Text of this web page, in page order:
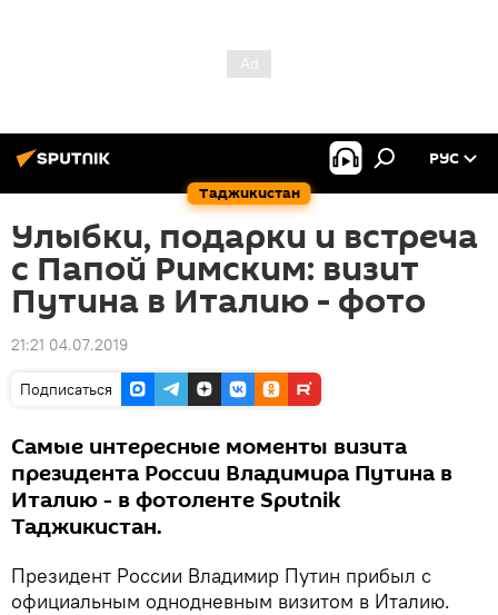
Таджикистан
РУС
Улыбки, подарки и встреча
с Папой Римским: визит
Путина в Италию - фото
21:21 04.07.2019
Подписаться
Самые интересные моменты визита
президента России Владимира Путина в
Италию - в фотоленте Sputnik
Таджикистан.
Президент России Владимир Путин прибыл с
официальным однодневным визитом в Италию.